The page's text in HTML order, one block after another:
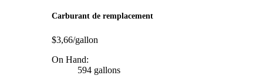
Carburant de remplacement
$3,66/gallon
On Hand:
594 gallons